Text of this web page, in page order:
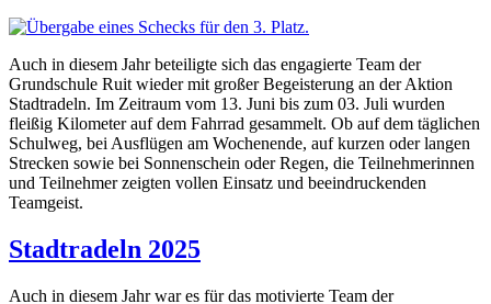
Auch in diesem Jahr beteiligte sich das engagierte Team der
Grundschule Ruit wieder mit großer Begeisterung an der Aktion
Stadtradeln. Im Zeitraum vom 13. Juni bis zum 03. Juli wurden
fleißig Kilometer auf dem Fahrrad gesammelt. Ob auf dem täglichen
Schulweg, bei Ausflügen am Wochenende, auf kurzen oder langen
Strecken sowie bei Sonnenschein oder Regen, die Teilnehmerinnen
und Teilnehmer zeigten vollen Einsatz und beeindruckenden
Teamgeist.
Stadtradeln 2025
Auch in diesem Jahr war es für das motivierte Team der